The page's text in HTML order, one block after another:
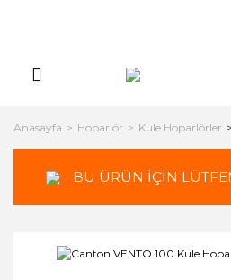
Anasayfa Hoparlör Kule Hoparlörler
BU ÜRÜN İÇİN